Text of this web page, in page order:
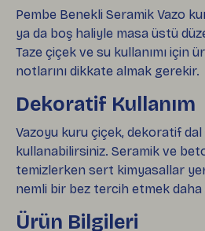
Pembe Benekli Seramik Vazo
ya da boş haliyle masa üstü
Taze çiçek ve su kullanımı için
notlarını dikkate almak gerekir.
Dekoratif Kullanım
Vazoyu kuru çiçek, dekoratif
kullanabilirsiniz. Seramik ve
temizlerken sert kimyasallar
nemli bir bez tercih etmek daha
Ürün Bilgileri